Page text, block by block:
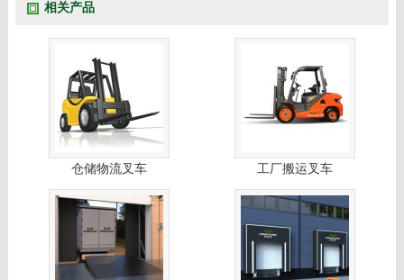
相关产品
仓储物流叉车 工厂搬运叉车